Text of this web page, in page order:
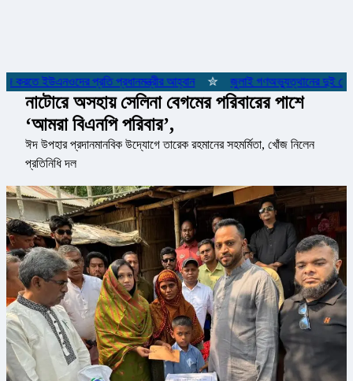
করতে ইউএনওদের প্রতি প্রধানমন্ত্রীর আহ্বান জুলাই গণঅভ্যুত্থানের দুই
নাটোরে অসহায় সেলিনা বেগমের পরিবারের পাশে
‘আমরা বিএনপি পরিবার’,
ঈদ উপহার প্রদানমানবিক উদ্যোগে তারেক রহমানের সহমর্মিতা, খোঁজ নিলেন
প্রতিনিধি দল